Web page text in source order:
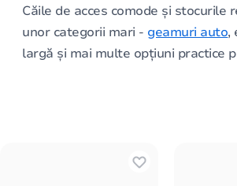
Căile de acces comode și stocurile
unor categorii mari - geamuri auto,
largă și mai multe opțiuni practice